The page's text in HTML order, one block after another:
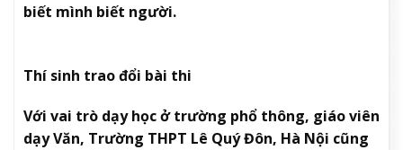
biết mình biết người.
Thí sinh trao đổi bài thi
Với vai trò dạy học ở trường phổ thông, giáo viên
dạy Văn, Trường THPT Lê Quý Đôn, Hà Nội cũng